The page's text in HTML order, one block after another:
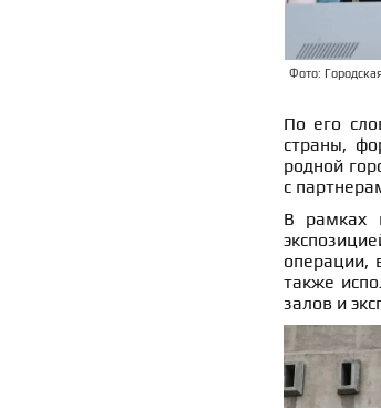
Фото:
По его
страны,
родной
с
В рамках
операции,
также
залов и